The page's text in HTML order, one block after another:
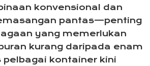
konvensional dan
pantas—penting
yang memerlukan
kurang daripada enam
pelbagai kontainer kini